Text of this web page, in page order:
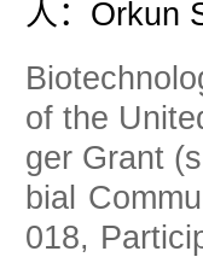
人： Orkun
of the
ger Grant
bial
018,